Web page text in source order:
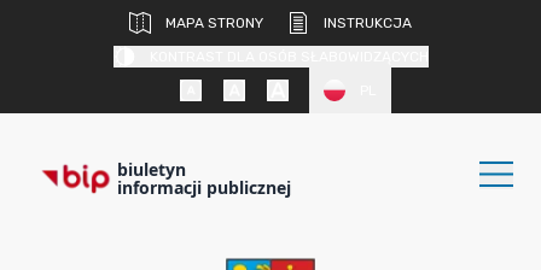
MAPA STRONY
INSTRUKCJA
biuletyn
informacji publicznej